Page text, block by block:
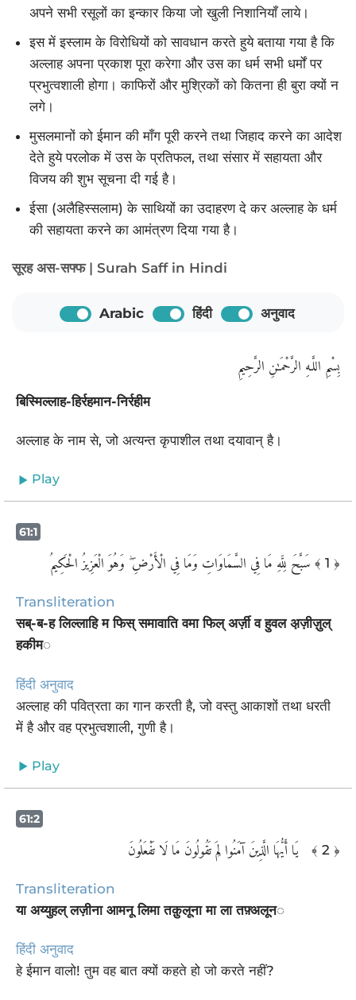
अपने सभी रसूलों का इन्कार किया जो खुली निशानियाँ लाये।
इस में इस्लाम के विरोधियों को सावधान करते हुये बताया गया है कि
अल्लाह अपना प्रकाश पूरा करेगा और उस का धर्म सभी धर्मों पर
प्रभुत्वशाली होगा। काफिरों और मुश्रिकों को कितना ही बुरा क्यों न
लगे।
मुसलमानों को ईमान की माँग पूरी करने तथा जिहाद करने का आदेश
देते हुये परलोक में उस के प्रतिफल, तथा संसार में सहायता और
विजय की शुभ सूचना दी गई है।
ईसा (अलैहिस्सलाम) के साथियों का उदाहरण दे कर अल्लाह के धर्म
की सहायता करने का आमंत्रण दिया गया है।
सूरह अस-सफ्फ | Surah Saff in Hindi
Arabic हिंदी अनुवाद
بِسْمِ اللَّـهِ الرَّحْمَـٰنِ الرَّحِيمِ
बिस्मिल्लाह-हिर्रहमान-निर्रहीम
अल्लाह के नाम से, जो अत्यन्त कृपाशील तथा दयावान् है।
Play
61:1
سَبَّحَ لِلَّهِ مَا فِي السَّمَاوَاتِ وَمَا فِي الْأَرْضِ ۖ وَهُوَ الْعَزِيزُ الْحَكِيمُ ﴾ 1 ﴿
Transliteration
सब्-ब-ह लिल्लाहि म फिस् समावाति वमा फिल् अर्ज़ी व हुवल अ़ज़ीज़ुल्
हकीम◌
हिंदी अनुवाद
अल्लाह की पवित्रता का गान करती है, जो वस्तु आकाशों तथा धरती
में है और वह प्रभुत्वशाली, गुणी है।
Play
61:2
﴾ 2 ﴿
Transliteration
या अय्युहल् लज़ीना आमनू लिमा तक़ुलूना मा ला तफ़्अलून◌
हिंदी अनुवाद
हे ईमान वालो! तुम वह बात क्यों कहते हो जो करते नहीं?